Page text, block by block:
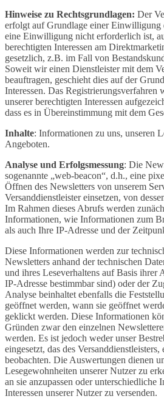
Hinweise zu Rechtsgrundlagen: Der
erfolgt auf Grundlage einer Einwilligung
eine Einwilligung nicht erforderlich ist,
berechtigten Interessen am
gesetzlich, z.B. im Fall von
Soweit wir einen Dienstleister mit dem
beauftragen, geschieht dies auf der
Interessen. Das Registrierungsverfahren
unserer berechtigten Interessen
dass es in Übereinstimmung mit dem
Inhalte: Informationen zu uns, unseren
Angeboten.
Analyse und Erfolgsmessung: Die
sogenannte „web-beacon“, d.h., eine
Öffnen des Newsletters von unserem
Versanddienstleister einsetzen, von
Im Rahmen dieses Abrufs werden
Informationen, wie Informationen zum
als auch Ihre IP-Adresse und der
Diese Informationen werden zur
Newsletters anhand der technischen
und ihres Leseverhaltens auf Basis
IP-Adresse bestimmbar sind) oder der
Analyse beinhaltet ebenfalls die
geöffnet werden, wann sie geöffnet
geklickt werden. Diese Informationen
Gründen zwar den einzelnen
werden. Es ist jedoch weder unser
eingesetzt, das des
beobachten. Die Auswertungen dienen
Lesegewohnheiten unserer Nutzer zu
an sie anzupassen oder unterschiedliche
Interessen unserer Nutzer zu versenden.